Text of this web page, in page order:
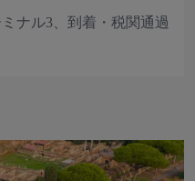
ナル3、到着・税関通過